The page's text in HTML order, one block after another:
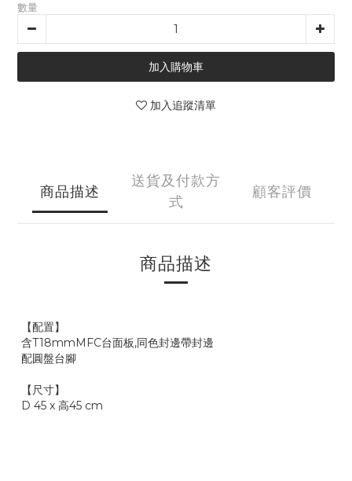
數量
加入購物車
加入追蹤清單
商品描述
送貨及付款方
式
顧客評價
商品描述
【配置】
含T18mmMFC台面板,同色封邊帶封邊
配圓盤台腳
【尺寸】
D 45 x 高45 cm